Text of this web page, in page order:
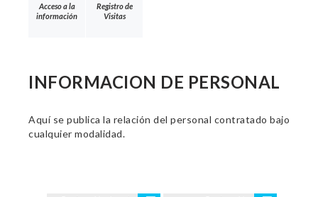
Acceso a la
información
Registro de
Visitas
INFORMACION DE PERSONAL
Aquí se publica la relación del personal contratado bajo
cualquier modalidad.